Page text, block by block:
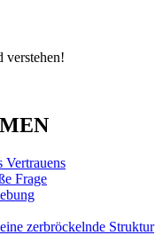
verstehen!
Vertrauens
Frage
zerbröckelnde Struktur